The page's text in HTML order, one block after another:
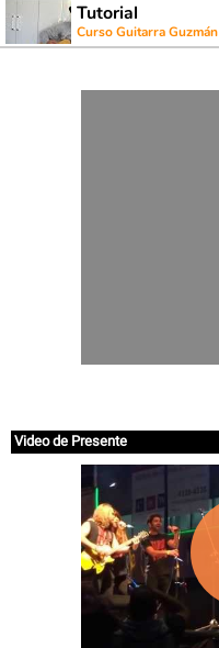
Tutorial
Curso Guitarra Guzmán
Video de Presente